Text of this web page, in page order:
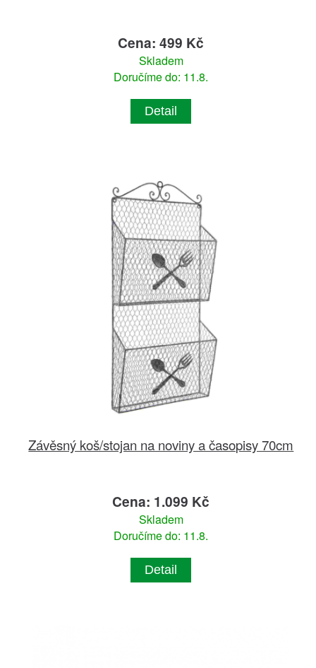
Cena: 499 Kč
Skladem
Doručíme do: 11.8.
Detail
Závěsný koš/stojan na noviny a časopisy 70cm
Cena: 1.099 Kč
Skladem
Doručíme do: 11.8.
Detail